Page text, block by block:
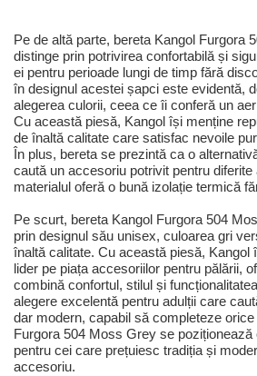
Pe de altă parte, bereta Kangol Furgora
distinge prin potrivirea confortabilă și
ei pentru perioade lungi de timp fără
în designul acestei șapci este evidentă,
alegerea culorii, ceea ce îi conferă un
Cu această piesă, Kangol își menține
de înaltă calitate care satisfac nevoile
În plus, bereta se prezintă ca o
caută un accesoriu potrivit pentru
materialul oferă o bună izolație termică
Pe scurt, bereta Kangol Furgora 504
prin designul său unisex, culoarea gri
înaltă calitate. Cu această piesă, Kangol
lider pe piața accesoriilor pentru pălării,
combină confortul, stilul și
alegere excelentă pentru adulții care
dar modern, capabil să completeze
Furgora 504 Moss Grey se
pentru cei care prețuiesc tradiția și
accesoriu.